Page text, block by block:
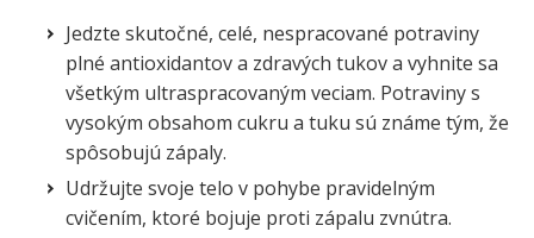
Jedzte skutočné, celé, nespracované potraviny
plné antioxidantov a zdravých tukov a vyhnite sa
všetkým ultraspracovaným veciam. Potraviny s
vysokým obsahom cukru a tuku sú známe tým, že
spôsobujú zápaly.
Udržujte svoje telo v pohybe pravidelným
cvičením, ktoré bojuje proti zápalu zvnútra.